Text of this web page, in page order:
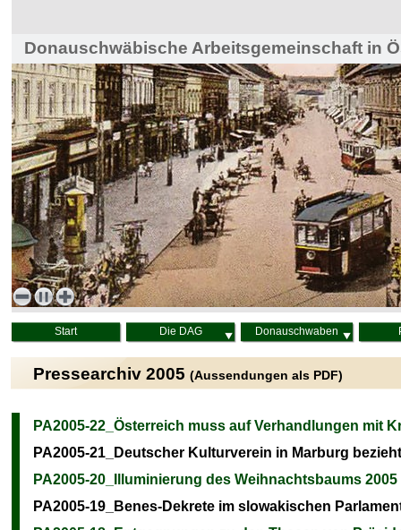
Haus der Heimat, Wien
Donauschwäbische Arbeitsgemeinschaft in
Start Die DAG Donauschwaben
Pressearchiv 2005 (Aussendungen als PDF)
PA2005-22_Österreich muss auf Verhandlungen mit
PA2005-21_Deutscher Kulturverein in Marburg
PA2005-20_Illuminierung des Weihnachtsbaums 2005
PA2005-19_Benes-Dekrete im slowakischen